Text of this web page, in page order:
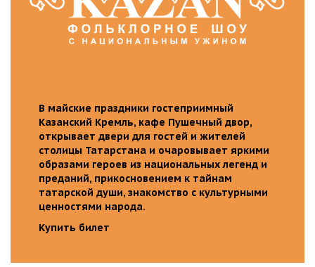
В майские праздники гостеприимный
Казанский Кремль, кафе Пушечный двор,
открывает двери для гостей и жителей
столицы Татарстана и очаровывает яркими
образами героев из национальных легенд и
преданий, прикосновением к тайнам
татарской души, знакомство с культурными
ценностями народа.
Купить билет